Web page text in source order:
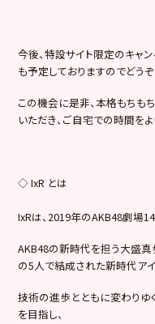
今後、特設サイト限定のキャ
も予定しておりますのでどうぞ
この機会に是非、本格もちも
いただき、ご自宅での時間をよ
◇ IxR とは
IxRは、2019年のAKB48劇場
AKB48の新時代を担う大盛真
の5人で結成された新時代アイ
技術の進歩とともに変わりゆ
を目指し、